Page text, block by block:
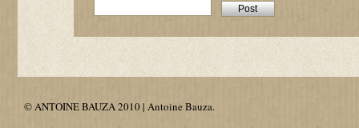
© ANTOINE BAUZA 2010 | Antoine Bauza.